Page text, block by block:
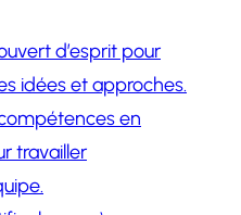
d’esprit pour
idées et approches.
en
travailler